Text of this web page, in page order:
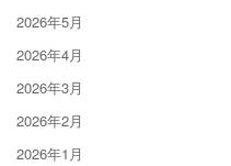
2026年5月
2026年4月
2026年3月
2026年2月
2026年1月